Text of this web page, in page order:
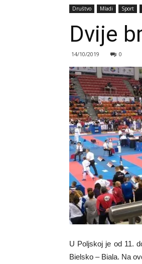
Društvo Mladi Sport
Dvije
14/10/2019 0
U Poljskoj je od 11.
Bielsko – Biala. Na